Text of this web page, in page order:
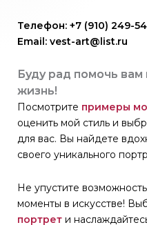
Телефон: +7 (910) 249-
Email: vest-art@list.ru
Буду рад помочь
жизнь!
Посмотрите примеры
оценить мой стиль и
для вас. Вы найдете
своего уникального
Не упустите
моменты в искусстве!
портрет и